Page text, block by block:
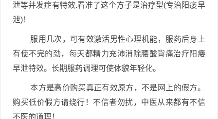
泄等并发症有特效.看准了这个方子是治疗型(专治阳痿早
泄)！
服用几次，可有效激活男性心理机能，服药后身上
有使不完的劲，每天都精力充沛消除腰酸背痛治疗阳痿
早泄特效。长期服药调理可使体貌年轻化。
本方是高价购买真正有效原方，不是网上的假方。
购买低价假方请绕行！不信者勿扰，中医从来都有不信
不医的道理！